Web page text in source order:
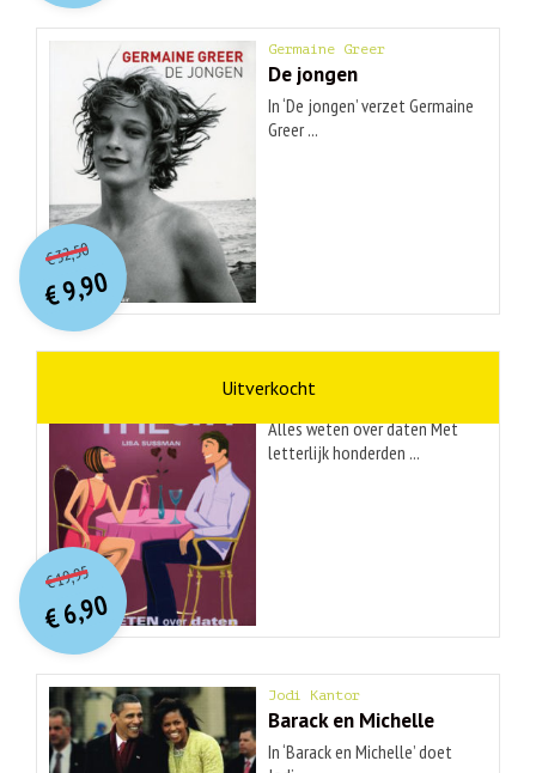
Germaine Greer
De jongen
In ‘De jongen’ verzet Germaine
Greer ...
€32,50O
orspr
onkelijke
prijs
was:
€ 32,50.
€9,90
Huidige
prijs
is:
€ 9,90.
Sex in the city
Alles weten over daten Met
letterlijk honderden ...
€19,95O
orspr
onkelijke
prijs
was:
€ 19,95.
€6,90
Huidige
prijs
is:
€ 6,90.
Jodi Kantor
Barack en Michelle
In ‘Barack en Michelle’ doet